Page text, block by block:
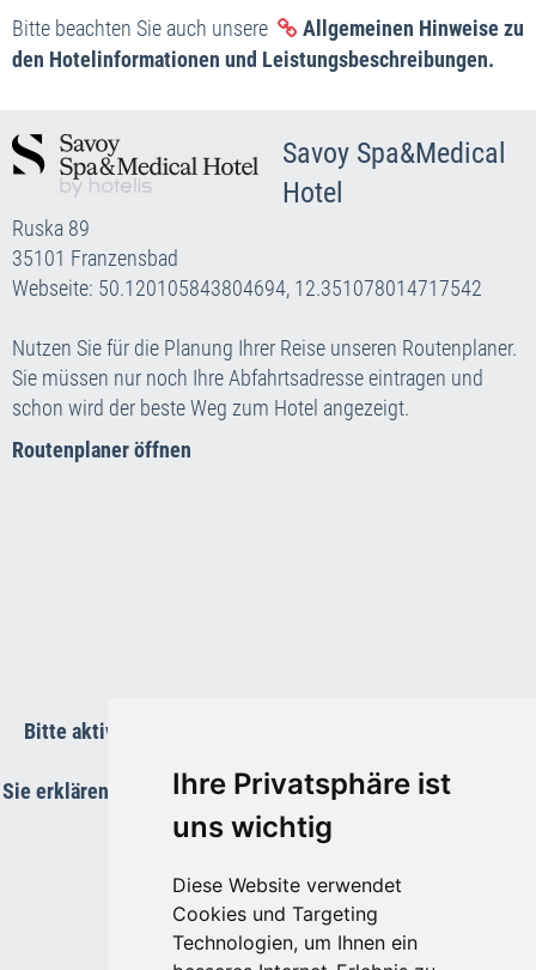
Ihre Privatsphäre ist
uns wichtig
Diese Website verwendet
Cookies und Targeting
Technologien, um Ihnen ein
Bitte beachten Sie auch unsere
Allgemeinen Hinweise zu
den Hotelinformationen und Leistungsbeschreibungen.
Savoy Spa&Medical
Hotel
Ruska 89
35101 Franzensbad
Webseite: 50.120105843804694, 12.351078014717542
Nutzen Sie für die Planung Ihrer Reise unseren Routenplaner.
Sie müssen nur noch Ihre Abfahrtsadresse eintragen und
schon wird der beste Weg zum Hotel angezeigt.
Routenplaner öffnen
Bitte aktivieren Sie die Funktions-Cookies um die Karte
Sie erklären Sie sich damit einverstanden, dass Ihre Daten an
Google übermittelt werden.